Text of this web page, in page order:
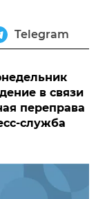
Telegram
в связи
переправа
служба